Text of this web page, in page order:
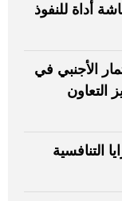
أداة للنفوذ
الأجنبي في
التعاون
التنافسية